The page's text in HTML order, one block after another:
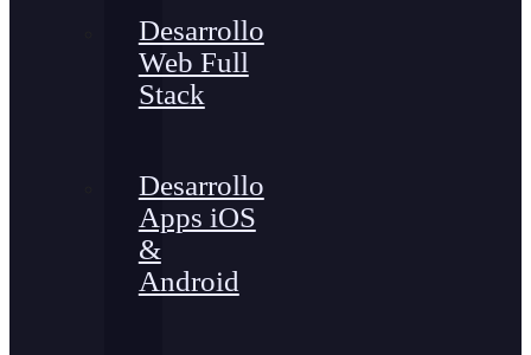
Desarrollo
Web Full
Stack
Desarrollo
Apps iOS
&
Android